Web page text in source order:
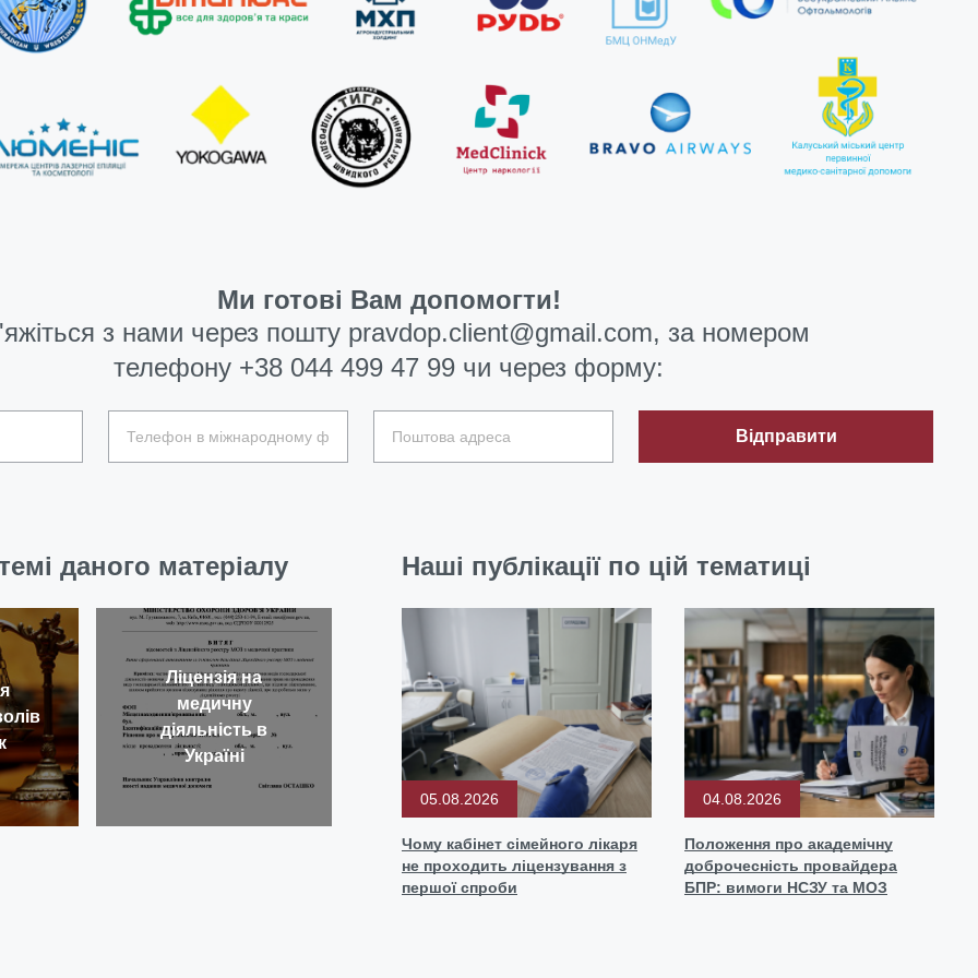
Ми готові Вам допомогти!
з нами через пошту pravdop.client@gmail.com, за номером
телефону +38 044 499 47 99 чи через форму:
Відправити
даного матеріалу
Ліцензія на
медичну
діяльність в
Україні
Наші публікації по цій тематиці
05.08.2026
Чому кабінет сімейного лікаря
не проходить ліцензування з
першої спроби
04.08.2026
Положення про академічну
доброчесність провайдера
БПР: вимоги НСЗУ та МОЗ